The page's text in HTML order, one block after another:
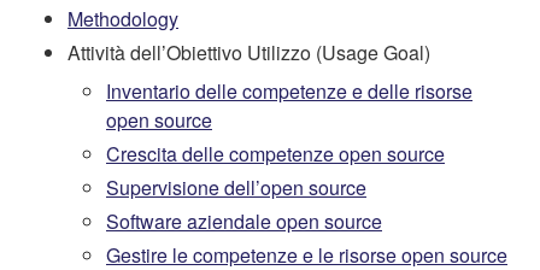
Methodology
Attività dell’Obiettivo Utilizzo (Usage Goal)
Inventario delle competenze e delle risorse
open source
Crescita delle competenze open source
Supervisione dell’open source
Software aziendale open source
Gestire le competenze e le risorse open source